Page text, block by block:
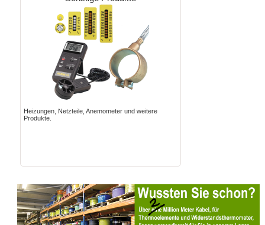
Heizungen, Netzteile, Anemometer und weitere
Produkte.